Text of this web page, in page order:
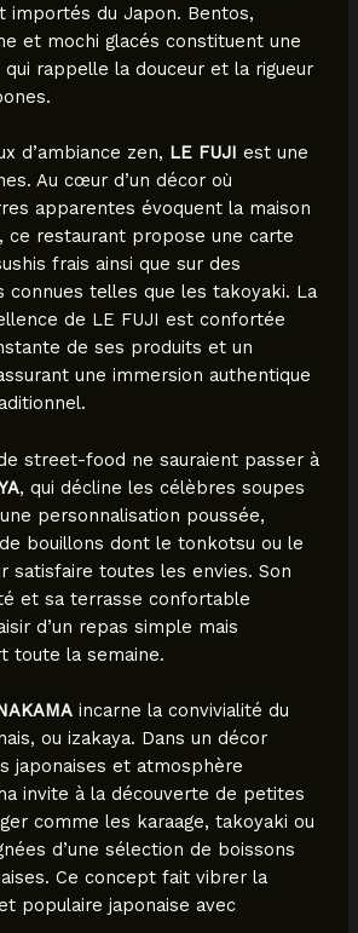
importés du Japon. Bentos,
et mochi glacés constituent une
rappelle la douceur et la rigueur
d’ambiance zen, LE FUJI est une
Au cœur d’un décor où
apparentes évoquent la maison
ce restaurant propose une carte
frais ainsi que sur des
connues telles que les takoyaki. La
de LE FUJI est confortée
de ses produits et un
une immersion authentique
street-food ne sauraient passer à
, qui décline les célèbres soupes
personnalisation poussée,
bouillons dont le tonkotsu ou le
satisfaire toutes les envies. Son
et sa terrasse confortable
d’un repas simple mais
toute la semaine.
incarne la convivialité du
ou izakaya. Dans un décor
japonaises et atmosphère
invite à la découverte de petites
comme les karaage, takoyaki ou
d’une sélection de boissons
Ce concept fait vibrer la
populaire japonaise avec